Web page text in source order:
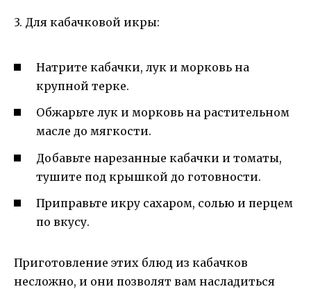
3. Для кабачковой икры:
Натрите кабачки, лук и морковь на
крупной терке.
Обжарьте лук и морковь на растительном
масле до мягкости.
Добавьте нарезанные кабачки и томаты,
тушите под крышкой до готовности.
Приправьте икру сахаром, солью и перцем
по вкусу.
Приготовление этих блюд из кабачков
несложно, и они позволят вам насладиться